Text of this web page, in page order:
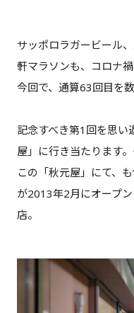
サッポロラガービール
軒マラソンも、コロナ
今回で、通算63回目を数
記念すべき第1回を思い
屋」 に行き当たります
この「秋元屋」にて、
が2013年2月にオープ
店。